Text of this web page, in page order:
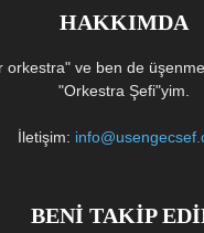
HAKKIMDA
orkestra" ve ben de
"Orkestra Şefi"yim.
İletişim:
BENİ TAKİP